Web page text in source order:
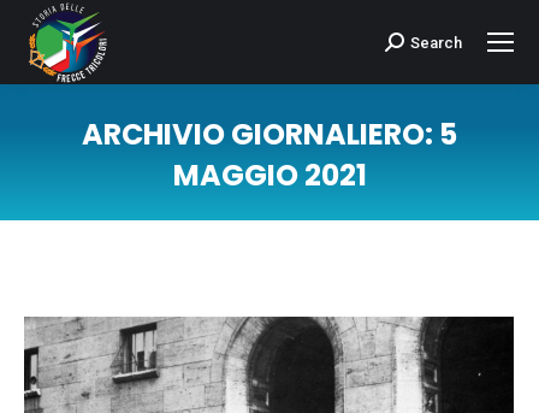
Cerca:Search
ARCHIVIO GIORNALIERO: 5
MAGGIO 2021